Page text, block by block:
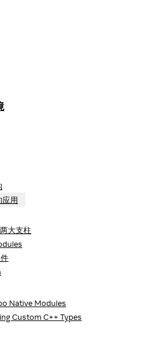
应用
大支柱
Native Modules
Custom C++ Types